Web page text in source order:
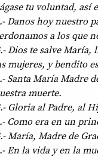
tu voluntad, así
Danos hoy nuestro
a los que
Dios te salve María,
mujeres, y bendito
Santa María Madre
muerte.
Gloria al Padre, al
Como era en un
María, Madre de
En la vida y en la